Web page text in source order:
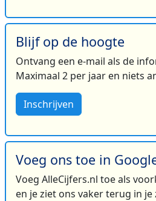
Blijf op de hoogte
Ontvang een e-mail als de
Maximaal 2 per jaar en niets
Inschrijven
Voeg ons toe in
Voeg AlleCijfers.nl toe als
en je ziet ons vaker terug in